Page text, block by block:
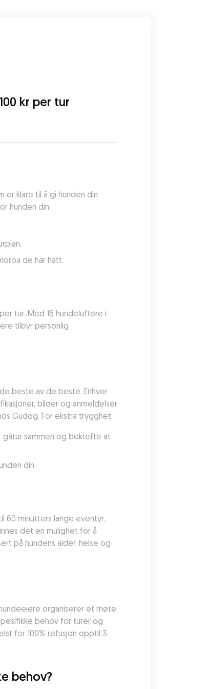
kr per tur
klare til å gi hunden din
hunden din:
de har hatt.
tur. Med 16 hundeluftere i
tilbyr personlig
beste av de beste. Enhver
bilder og anmeldelser
Gudog. For ekstra trygghet:
sammen og bekrefte at
din.
60 minutters lange eventyr.
det en mulighet for å
på hundens alder, helse og
organiserer et møte
behov for turer og
for 100% refusjon opptil 3
behov?